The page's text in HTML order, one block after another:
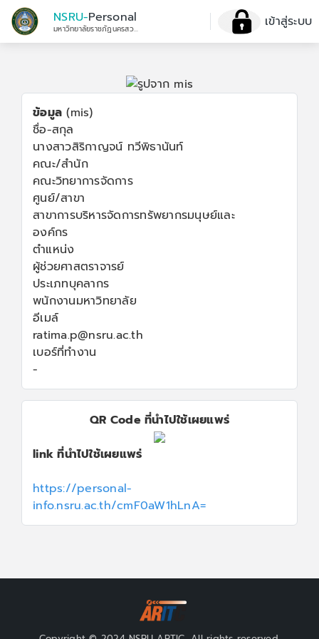
NSRU-Personal
มหาวิทยาลัยราชภัฏนครสวรรค์ เข้าสู่ระบบ
ข้อมูล (mis)
ชื่อ-สกุล
นางสาวสิริกาญจน์ ทวีพิธานันท์
คณะ/สำนัก
คณะวิทยาการจัดการ
ศูนย์/สาขา
สาขาการบริหารจัดการทรัพยากรมนุษย์และ
องค์กร
ตำแหน่ง
ผู้ช่วยศาสตราจารย์
ประเภทบุคลากร
พนักงานมหาวิทยาลัย
อีเมล์
ratima.p@nsru.ac.th
เบอร์ที่ทำงาน
-
QR Code ที่นำไปใช้เผยแพร่
link ที่นำไปใช้เผยแพร่
https://personal-
info.nsru.ac.th/cmF0aW1hLnA=